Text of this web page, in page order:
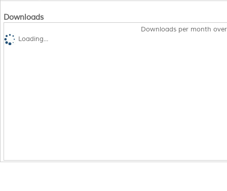
Downloads
Downloads per month
Loading...